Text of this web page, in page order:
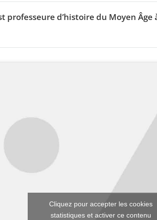
professeure d’histoire du Moyen Âge
Cliquez pour accepter les cookies
statistiques et activer ce contenu